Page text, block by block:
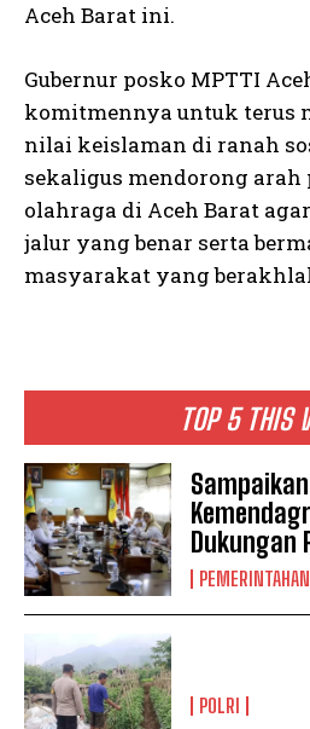
TOP 5 THIS
Dukungan
PEMERINTAHAN
POLRI
Aceh Barat ini.
Gubernur posko MPTTI
komitmennya untuk terus
nilai keislaman di ranah
sekaligus mendorong arah
olahraga di Aceh Barat
jalur yang benar serta
masyarakat yang